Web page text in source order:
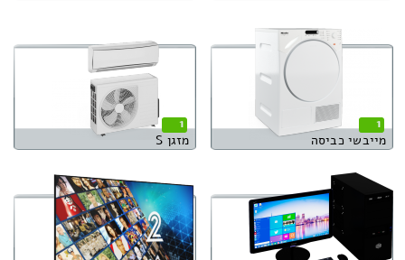
1
מייבשי כביסה
1
מזגן S